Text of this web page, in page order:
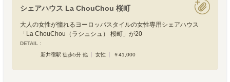
シェアハウス La ChouChou 桜町
大人の女性が憧れるヨーロッパスタイルの女性専用シェアハウス
「La ChouChou（ラシュシュ） 桜町」が20
DETAIL :
新井宿駅 徒歩5分 他
女性 ￥41,000